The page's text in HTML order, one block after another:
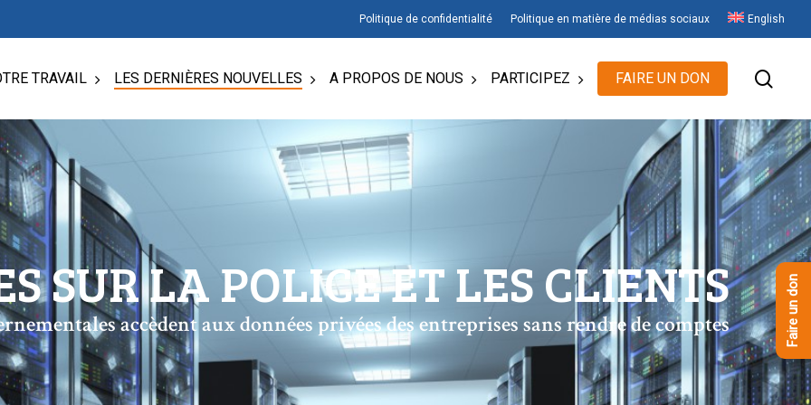
Politique de confidentialité Politique en matière de médias sociaux English
TRAVAIL LES DERNIÈRES NOUVELLES A PROPOS DE NOUS PARTICIPEZ FAIRE UN DON
SUR LA POLICE ET LES CLIENTS
accèdent aux données privées des entreprises sans rendre de comptes Faire un don